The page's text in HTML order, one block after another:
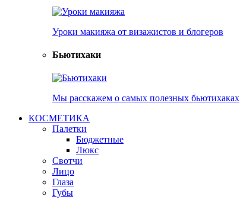
Уроки макияжа от визажистов и блогеров
Бьютихаки
Мы расскажем о самых полезных бьютихаках
КОСМЕТИКА
Палетки
Бюджетные
Люкс
Свотчи
Лицо
Глаза
Губы